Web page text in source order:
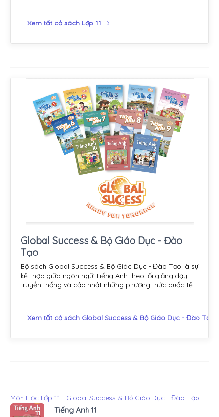
Xem tất cả sách Lớp 11
Global Success & Bộ Giáo Dục - Đào
Tạo
Bộ sách Global Success & Bộ Giáo Dục - Đào Tạo là sự
kết hợp giữa ngôn ngữ Tiếng Anh theo lối giảng dạy
truyền thống và cập nhật những phương thức quốc tế
Xem tất cả sách Global Success & Bộ Giáo Dục - Đào Tạo
Môn Học Lớp 11 - Global Success & Bộ Giáo Dục - Đào Tạo
Tiếng Anh 11